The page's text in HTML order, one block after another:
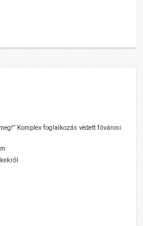
Komplex foglalkozás védett fővárosi